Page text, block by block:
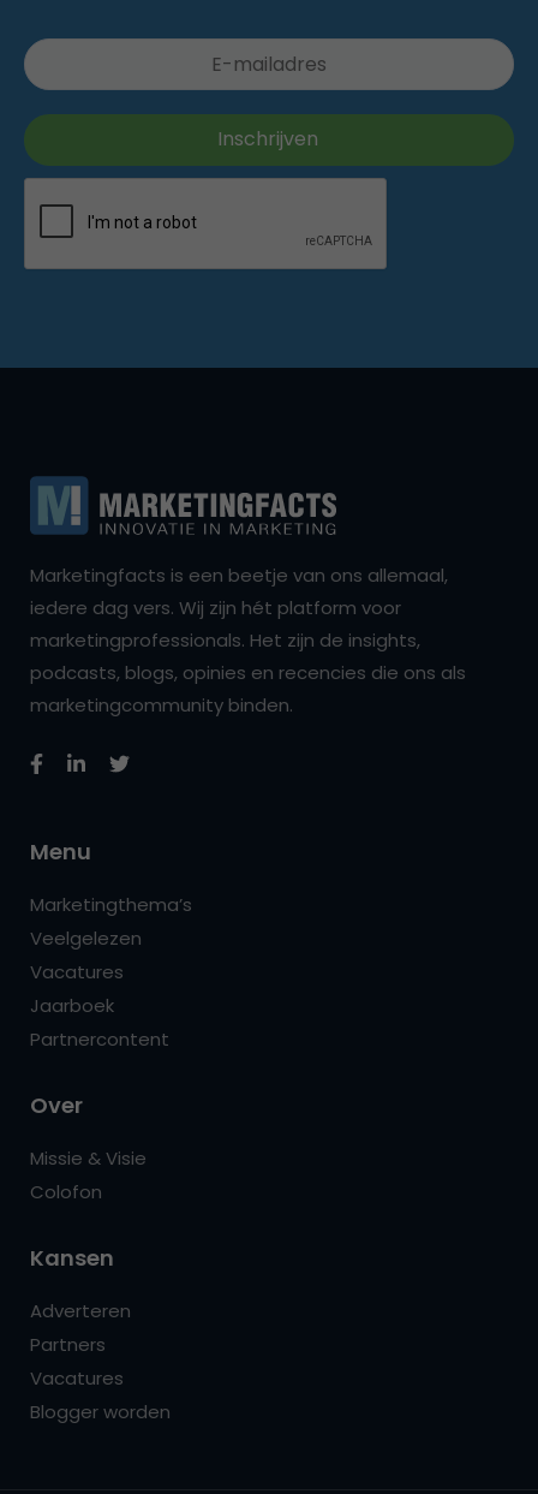
Marketingfacts is een beetje van ons allemaal,
iedere dag vers. Wij zijn hét platform voor
marketingprofessionals. Het zijn de insights,
podcasts, blogs, opinies en recencies die ons als
marketingcommunity binden.
Menu
Marketingthema’s
Veelgelezen
Vacatures
Jaarboek
Partnercontent
Over
Missie & Visie
Colofon
Kansen
Adverteren
Partners
Vacatures
Blogger worden